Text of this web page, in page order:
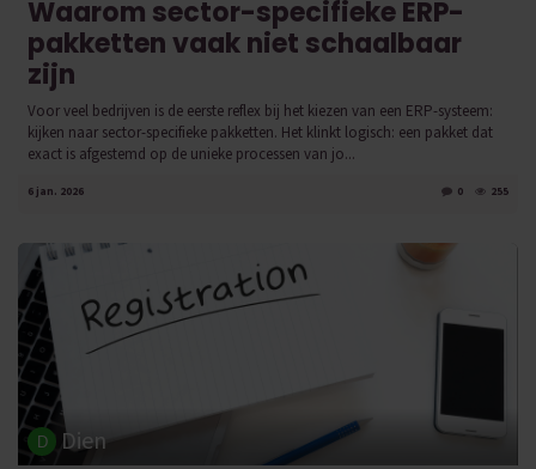
Waarom sector-specifieke ERP-
pakketten vaak niet schaalbaar
zijn
Voor veel bedrijven is de eerste reflex bij het kiezen van een ERP-systeem:
kijken naar sector-specifieke pakketten. Het klinkt logisch: een pakket dat
exact is afgestemd op de unieke processen van jo...
6 jan. 2026 0 255
Dien